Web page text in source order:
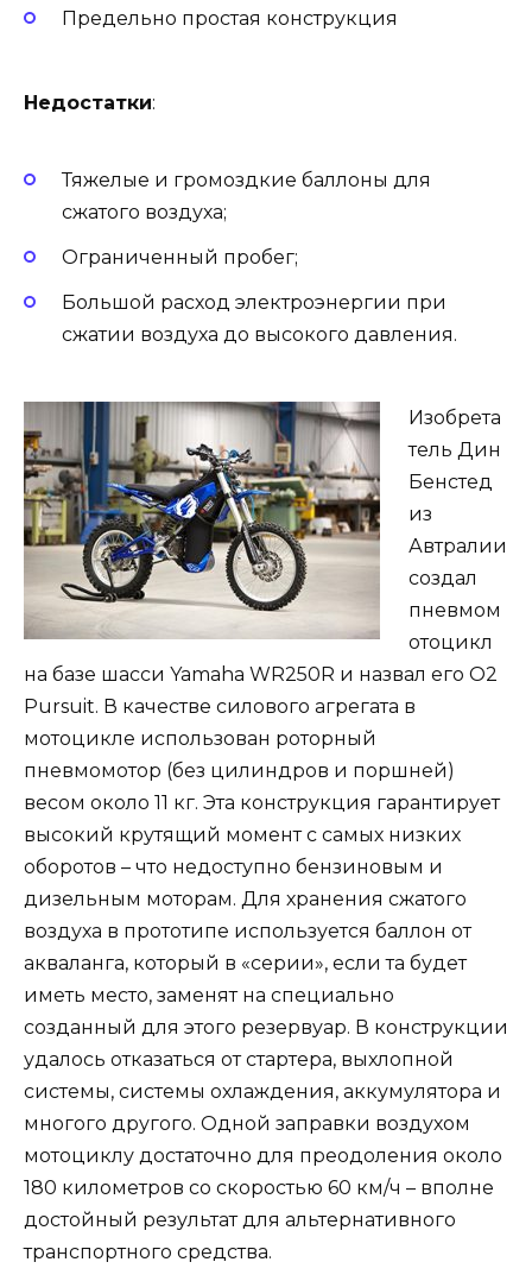
Предельно простая конструкция
Недостатки:
Тяжелые и громоздкие баллоны для
сжатого воздуха;
Ограниченный пробег;
Большой расход электроэнергии при
сжатии воздуха до высокого давления.
Изобрета
тель Дин
Бенстед
из
Автралии
создал
пневмом
отоцикл
на базе шасси Yamaha WR250R и назвал его O2
Pursuit. В качестве силового агрегата в
мотоцикле использован роторный
пневмомотор (без цилиндров и поршней)
весом около 11 кг. Эта конструкция гарантирует
высокий крутящий момент с самых низких
оборотов – что недоступно бензиновым и
дизельным моторам. Для хранения сжатого
воздуха в прототипе используется баллон от
акваланга, который в «серии», если та будет
иметь место, заменят на специально
созданный для этого резервуар. В конструкции
удалось отказаться от стартера, выхлопной
системы, системы охлаждения, аккумулятора и
многого другого. Одной заправки воздухом
мотоциклу достаточно для преодоления около
180 километров со скоростью 60 км/ч – вполне
достойный результат для альтернативного
транспортного средства.